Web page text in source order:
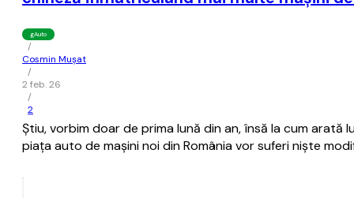
gAuto
/
Cosmin Mușat
/
2 feb. 26
/
2
Ştiu, vorbim doar de prima lună din an, însă la cum
piaţa auto de maşini noi din România vor suferi nişte